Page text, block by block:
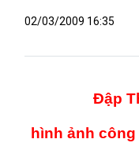
02/03/2009 16:35
Đập
hình ảnh